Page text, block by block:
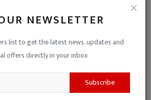
NEWSLETTER
list to get the latest news, updates and
offers directly in your inbox
Subscribe